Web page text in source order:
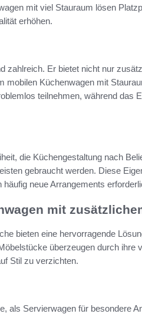
mit viel Stauraum lösen
erhöhen.
zahlreich. Er bietet nicht nur
mobilen Küchenwagen mit
teilnehmen, während das
die Küchengestaltung nach
gebraucht werden. Diese
neue Arrangements
mit
bieten eine hervorragende
überzeugen durch ihre
Stil zu verzichten.
als Servierwagen für besondere